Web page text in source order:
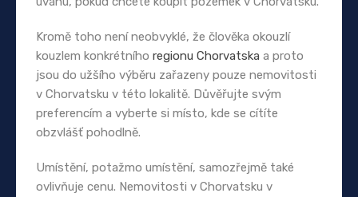
Kromě toho není neobvyklé, že člověka okouzlí
kouzlem konkrétního regionu Chorvatska a proto
jsou do užšího výběru zařazeny pouze nemovitosti
v Chorvatsku v této lokalitě. Důvěřujte svým
preferencím a vyberte si místo, kde se cítíte
obzvlášť pohodlně.
Umístění, potažmo umístění, samozřejmě také
ovlivňuje cenu. Nemovitosti v Chorvatsku v